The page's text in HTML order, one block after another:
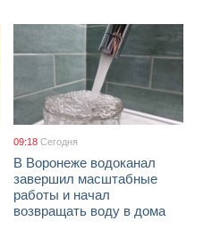
09:18 Сегодня
В Воронеже водоканал
завершил масштабные
работы и начал
возвращать воду в дома